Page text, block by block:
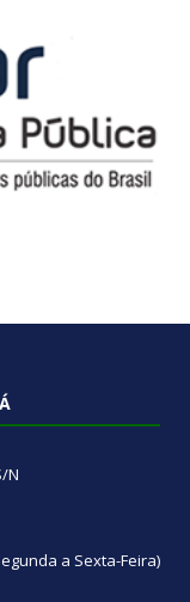
N
a Sexta-Feira)